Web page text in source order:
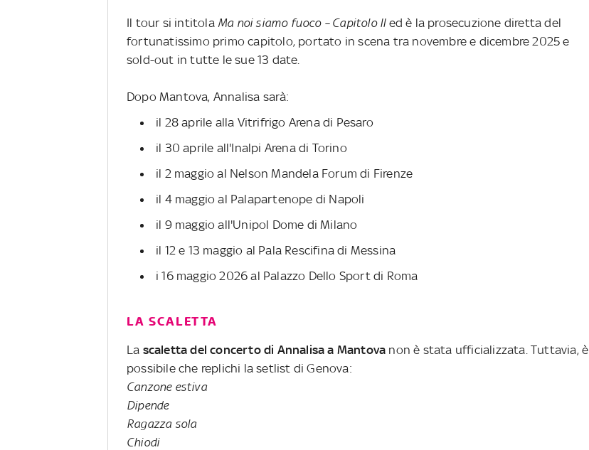
Il tour si intitola Ma noi siamo fuoco – Capitolo IIed è la prosecuzione diretta del
fortunatissimo primo capitolo, portato in scena tra novembre e dicembre 2025 e
sold-out in tutte le sue 13 date.
Dopo Mantova, Annalisa sarà:
il 28 aprile alla Vitrifrigo Arena di Pesaro
il 30 aprile all'Inalpi Arena di Torino
il 2 maggio al Nelson Mandela Forum di Firenze
il 4 maggio al Palapartenope di Napoli
il 9 maggio all'Unipol Dome di Milano
il 12 e 13 maggio al Pala Rescifina di Messina
i 16 maggio 2026 al Palazzo Dello Sport di Roma
LA SCALETTA
La scaletta del concerto di Annalisa a Mantova non è stata ufficializzata. Tuttavia, è
possibile che replichi la setlist di Genova:
Canzone estiva
Dipende
Ragazza sola
Chiodi